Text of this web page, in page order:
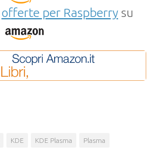
offerte per Raspberrysu
KDE KDE Plasma Plasma